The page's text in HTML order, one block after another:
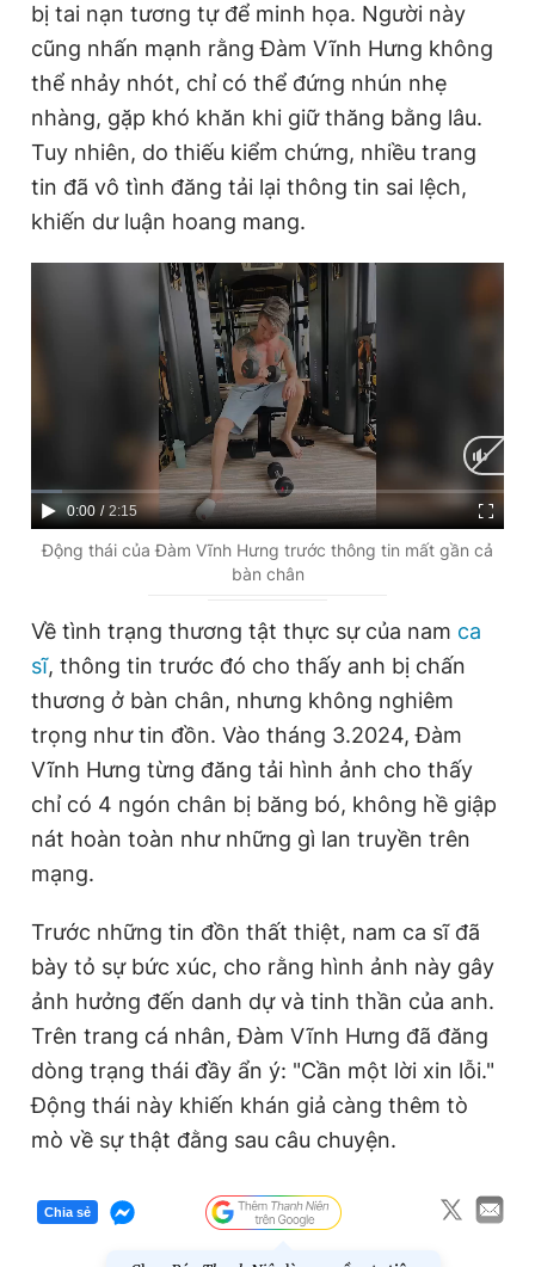
Đặt báo Quảng cáo RSS Tòa soạn Chính sách bảo
Tổng biên tập: Nguyễn Ngọc Toàn
Phó tổng biên tập thường trực: Hải Thành
Phó tổng biên tập: Lâm Hiếu Dũng
Phó tổng biên tập: Trần Việt Hưng
Tổng thư ký tòa soạn: Đức Trung
Giấy phép xuất bản số 110/GP - BTTTT cấp ngày 24.3.2020
chép dưới mọi hình thức nếu không có sự chấp thuận bằng văn
bản. Phát triển bởi ePi Technologies, JSC.
bị tai nạn tương tự để minh họa. Người này
cũng nhấn mạnh rằng Đàm Vĩnh Hưng không
thể nhảy nhót, chỉ có thể đứng nhún nhẹ
nhàng, gặp khó khăn khi giữ thăng bằng lâu.
Tuy nhiên, do thiếu kiểm chứng, nhiều trang
tin đã vô tình đăng tải lại thông tin sai lệch,
khiến dư luận hoang mang.
C
u
r
T
m
e
0:00 / D
u
o
n
2:15
Động thái của Đàm Vĩnh Hưng trước thông tin mất gần cả
bàn chân
Về tình trạng thương tật thực sự của nam ca
sĩ, thông tin trước đó cho thấy anh bị chấn
thương ở bàn chân, nhưng không nghiêm
trọng như tin đồn. Vào tháng 3.2024, Đàm
Vĩnh Hưng từng đăng tải hình ảnh cho thấy
chỉ có 4 ngón chân bị băng bó, không hề giập
nát hoàn toàn như những gì lan truyền trên
mạng.
Trước những tin đồn thất thiệt, nam ca sĩ đã
bày tỏ sự bức xúc, cho rằng hình ảnh này gây
ảnh hưởng đến danh dự và tinh thần của anh.
Trên trang cá nhân, Đàm Vĩnh Hưng đã đăng
dòng trạng thái đầy ẩn ý: "Cần một lời xin lỗi."
Động thái này khiến khán giả càng thêm tò
mò về sự thật đằng sau câu chuyện.
Chia sẻ